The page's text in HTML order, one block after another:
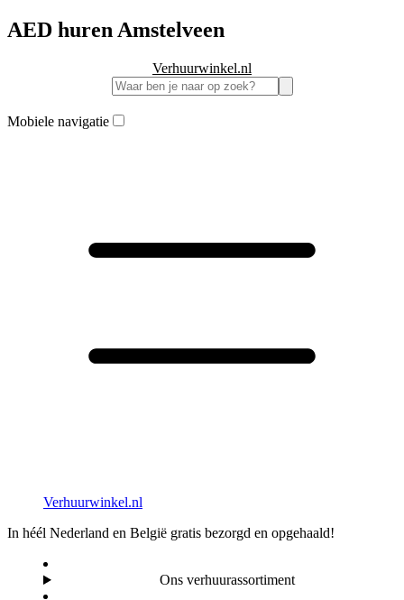
AED huren Amstelveen
Verhuurwinkel.nl
Mobiele navigatie
Verhuurwinkel.nl
In héél Nederland en België gratis bezorgd en opgehaald!
Ons verhuurassortiment